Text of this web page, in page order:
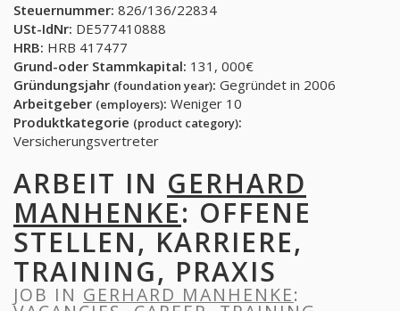
Steuernummer: 826/136/22834
USt-IdNr: DE577410888
HRB: HRB 417477
Grund-oder Stammkapital: 131, 000€
Gründungsjahr (foundation year): Gegründet in 2006
Arbeitgeber (employers): Weniger 10
Produktkategorie (product category):
Versicherungsvertreter
ARBEIT IN GERHARD
MANHENKE: OFFENE
STELLEN, KARRIERE,
TRAINING, PRAXIS
JOB IN GERHARD MANHENKE: